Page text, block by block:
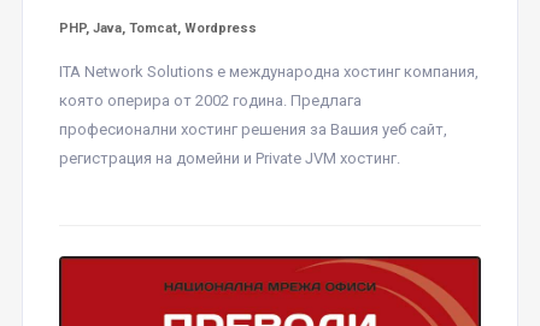
PHP, Java, Tomcat, Wordpress
ITA Network Solutions е международна хостинг компания,
която оперира от 2002 година. Предлага
професионални хостинг решения за Вашия уеб сайт,
регистрация на домейни и Private JVM хостинг.